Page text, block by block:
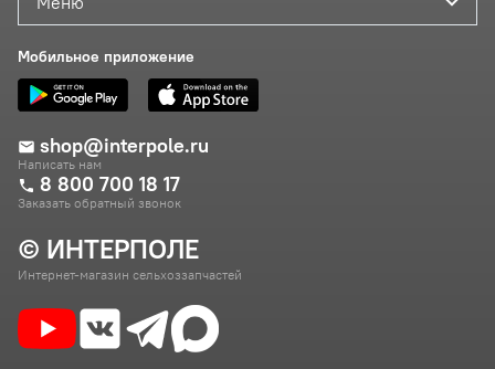
© ИНТЕРПОЛЕ
Интернет-магазин сельхоззапчастей
Мобильное приложение
shop@interpole.ru
Написать нам
8 800 700 18 17
Заказать обратный звонок